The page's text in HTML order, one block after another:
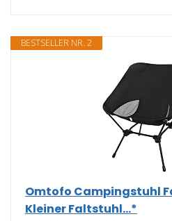
BESTSELLER NR. 2
Omtofo Campingstuhl
Kleiner Faltstuhl...*